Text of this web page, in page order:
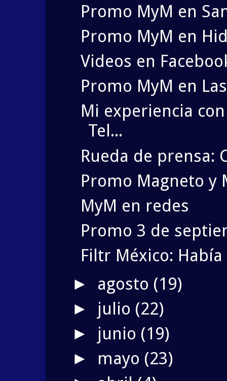
Promo MyM en
Promo MyM en
Videos en
Promo MyM en
Mi experiencia
Tel...
Rueda de prensa:
Promo Magneto y
MyM en redes
Promo 3 de
Filtr México:
► agosto (19)
► julio (22)
► junio (19)
► mayo (23)